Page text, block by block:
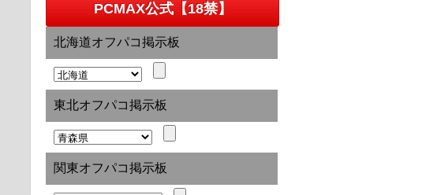
PCMAX公式【18禁】
北海道オフパコ掲示板
東北オフパコ掲示板
関東オフパコ掲示板